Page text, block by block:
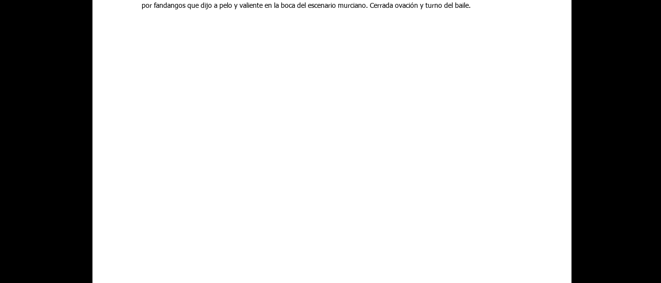
por fandangos que dijo a pelo y valiente en la boca del escenario murciano. Cerrada ovación y turno del baile.